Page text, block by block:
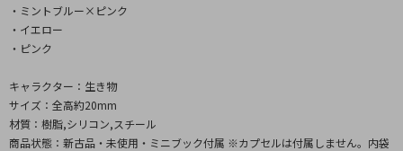
・ミントブルー×ピンク
・イエロー
・ピンク
キャラクター：生き物
サイズ：全高約20mm
材質：樹脂,シリコン,スチール
商品状態：新古品・未使用・ミニブック付属 ※カプセルは付属しません。内袋